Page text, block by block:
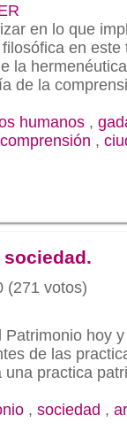
en lo que
en
la
de la
humanos ,
,
(271 votos)
Patrimonio hoy y
de las
practica
, sociedad ,